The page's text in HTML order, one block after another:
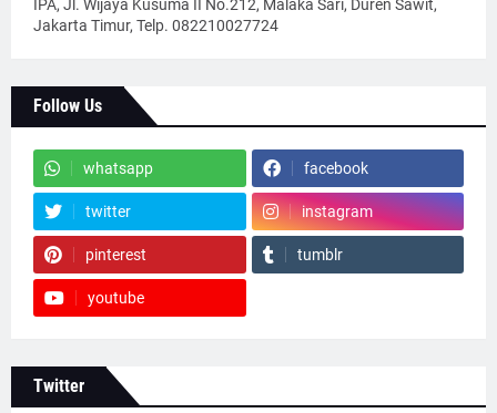
IPA, Jl. Wijaya Kusuma II No.212, Malaka Sari, Duren Sawit,
Jakarta Timur, Telp. 082210027724
Follow Us
whatsapp facebook
twitter instagram
pinterest tumblr
youtube
Twitter